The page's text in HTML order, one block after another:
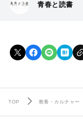
青春と読書
TOP 教養・カルチャー